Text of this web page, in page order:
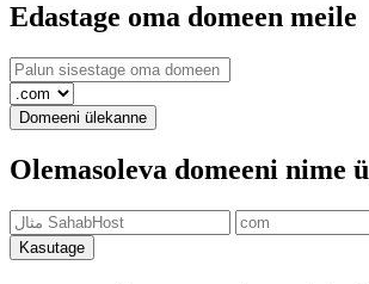
Edastage oma domeen meile
Domeeni ülekanne
Olemasoleva domeeni nime
Kasutage